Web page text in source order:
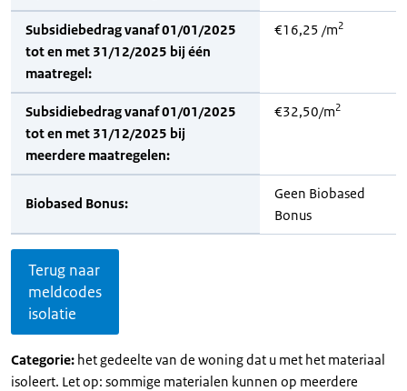
Subsidiebedrag vanaf 01/01/2025
tot en met 31/12/2025 bij één
maatregel:
€16,25 /m2
Subsidiebedrag vanaf 01/01/2025
tot en met 31/12/2025 bij
meerdere maatregelen:
€32,50/m2
Biobased Bonus:
Geen Biobased
Bonus
Terug naar
meldcodes
isolatie
Categorie: het gedeelte van de woning dat u met het materiaal
isoleert. Let op: sommige materialen kunnen op meerdere